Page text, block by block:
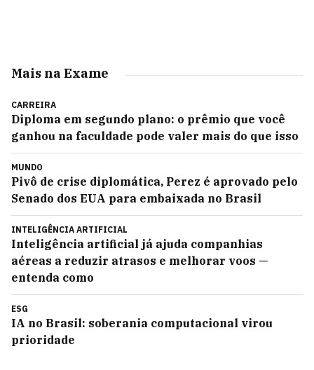
Mais na Exame
CARREIRA
Diploma em segundo plano: o prêmio que você
ganhou na faculdade pode valer mais do que isso
MUNDO
Pivô de crise diplomática, Perez é aprovado pelo
Senado dos EUA para embaixada no Brasil
INTELIGÊNCIA ARTIFICIAL
Inteligência artificial já ajuda companhias
aéreas a reduzir atrasos e melhorar voos —
entenda como
ESG
IA no Brasil: soberania computacional virou
prioridade